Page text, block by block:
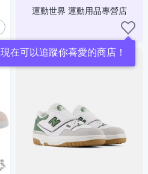
運動世界 運動用品專營店
現在可以追蹤你喜愛的商店！